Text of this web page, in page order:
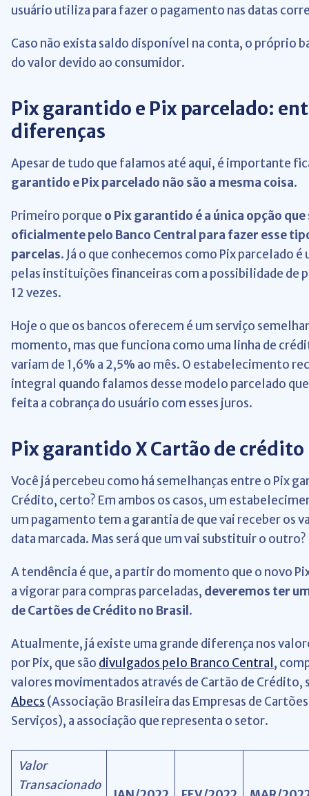
usuário utiliza para fazer o pagamento nas datas
Caso não exista saldo disponível na conta, o próprio
do valor devido ao consumidor.
Pix garantido e Pix parcelado:
diferenças
Apesar de tudo que falamos até aqui, é importante
garantido e Pix parcelado não são a mesma coisa.
Primeiro porque o Pix garantido é a única opção
oficialmente pelo Banco Central para fazer esse
parcelas. Já o que conhecemos como Pix parcelado
pelas instituições financeiras com a possibilidade de
12 vezes.
Hoje o que os bancos oferecem é um serviço
momento, mas que funciona como uma linha de
variam de 1,6% a 2,5% ao mês. O estabelecimento
integral quando falamos desse modelo parcelado
feita a cobrança do usuário com esses juros.
Pix garantido X Cartão de crédito
Você já percebeu como há semelhanças entre o Pix
Crédito, certo? Em ambos os casos, um
um pagamento tem a garantia de que vai receber os
data marcada. Mas será que um vai substituir o outro?
A tendência é que, a partir do momento que o novo
a vigorar para compras parceladas, deveremos ter
de Cartões de Crédito no Brasil .
Atualmente, já existe uma grande diferença nos
por Pix, que são divulgados pelo Branco Central ,
valores movimentados através de Cartão de Crédito,
Abecs (Associação Brasileira das Empresas de
Serviços), a associação que representa o setor.
Valor
Transacionado